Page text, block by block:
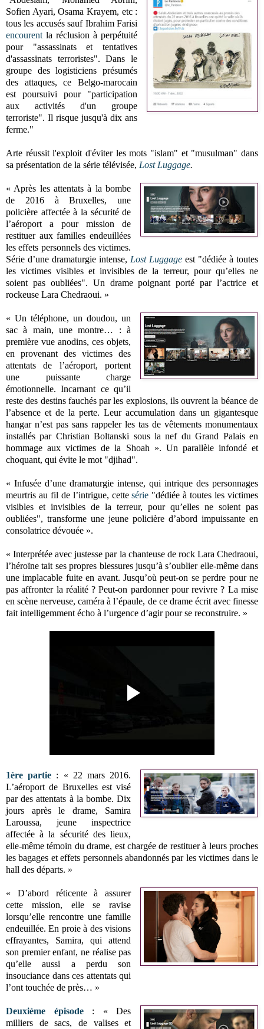
Sofien Ayari, Osama Krayem, etc :
tous les accusés sauf Ibrahim Farisi
encourentla réclusion à perpétuité
pour "assassinats et tentatives
d'assassinats terroristes".Dans le
groupe des logisticiens présumés
des attaques, ce Belgo-marocain
est poursuivi pour "participation
aux activités d'un groupe
terroriste". Il risque jusqu'à dix ans
ferme."
Arte réussit l'exploit d'éviter les mots "islam" et "musulman" dans
sa présentation de la série télévisée, Lost Luggage.
« Après les attentats à la bombe
de 2016 à Bruxelles, une
policière affectée à la sécurité de
l’aéroport a pour mission de
restituer aux familles endeuillées
les effets personnels des victimes.
Série d’une dramaturgie intense, Lost Luggage est "dédiée à toutes
les victimes visibles et invisibles de la terreur, pour qu’elles ne
soient pas oubliées". Un drame poignant porté par l’actrice et
rockeuse Lara Chedraoui. »
« Un téléphone, un doudou, un
sac à main, une montre… : à
première vue anodins, ces objets,
en provenant des victimes des
attentats de l’aéroport, portent
une puissante charge
émotionnelle. Incarnant ce qu’il
reste des destins fauchés par les explosions, ils ouvrent la béance de
l’absence et de la perte. Leur accumulation dans un gigantesque
hangar n’est pas sans rappeler les tas de vêtements monumentaux
installés par Christian Boltanski sous la nef du Grand Palais en
hommage aux victimes de la Shoah ». Un parallèle infondé et
choquant, qui évite le mot "djihad".
« Infusée d’une dramaturgie intense, qui intrique des personnages
meurtris au fil de l’intrigue, cettesérie "dédiée à toutes les victimes
visibles et invisibles de la terreur, pour qu’elles ne soient pas
oubliées", transforme une jeune policière d’abord impuissante en
consolatrice dévouée ».
« Interprétée avec justesse par la chanteuse de rock Lara Chedraoui,
l’héroïne tait ses propres blessures jusqu’à s’oublier elle-même dans
une implacable fuite en avant. Jusqu’où peut-on se perdre pour ne
pas affronter la réalité ? Peut-on pardonner pour revivre ? La mise
en scène nerveuse, caméra à l’épaule, de ce drame écrit avec finesse
fait intelligemment écho à l’urgence d’agir pour se reconstruire. »
1ère partie : « 22 mars 2016.
L’aéroport de Bruxelles est visé
par des attentats à la bombe. Dix
jours après le drame, Samira
Laroussa, jeune inspectrice
affectée à la sécurité des lieux,
elle-même témoin du drame, est chargée de restituer à leurs proches
les bagages et effets personnels abandonnés par les victimes dans le
hall des départs. »
« D’abord réticente à assurer
cette mission, elle se ravise
lorsqu’elle rencontre une famille
endeuillée. En proie à des visions
effrayantes, Samira, qui attend
son premier enfant, ne réalise pas
qu’elle aussi a perdu son
insouciance dans ces attentats qui
l’ont touchée de près… »
Deuxième épisode: « Des
milliers de sacs, de valises et